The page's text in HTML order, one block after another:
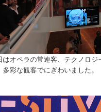
はオペラの常連客、テクノロ
多彩な観客でにぎわいました。